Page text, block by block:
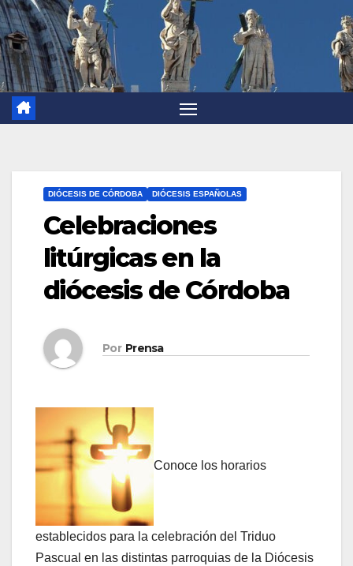
DIÓCESIS DE CÓRDOBA DIÓCESIS ESPAÑOLAS
Celebraciones
litúrgicas en la
diócesis de Córdoba
Por Prensa
Conoce los horarios
establecidos para la celebración del Triduo
Pascual en las distintas parroquias de la Diócesis